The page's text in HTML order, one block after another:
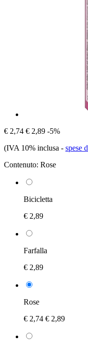
€ 2,74 € 2,89 -5%
(IVA 10% inclusa - spese
Contenuto: Rose
Bicicletta
€ 2,89
Farfalla
€ 2,89
Rose
€ 2,74 € 2,89